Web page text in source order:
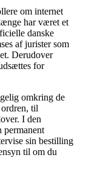
om internet
har været et
danske
af jurister som
Derudover
for
omkring de
til
I den
permanent
sin bestilling
til om du